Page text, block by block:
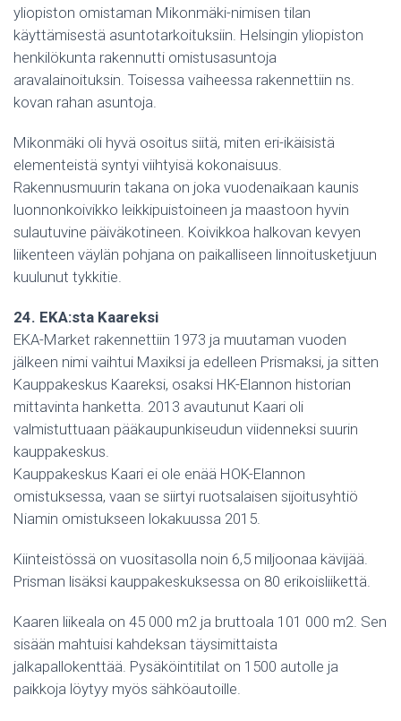
yliopiston omistaman Mikonmäki-nimisen tilan
käyttämisestä asuntotarkoituksiin. Helsingin yliopiston
henkilökunta rakennutti omistusasuntoja
aravalainoituksin. Toisessa vaiheessa rakennettiin ns.
kovan rahan asuntoja.
Mikonmäki oli hyvä osoitus siitä, miten eri-ikäisistä
elementeistä syntyi viihtyisä kokonaisuus.
Rakennusmuurin takana on joka vuodenaikaan kaunis
luonnonkoivikko leikkipuistoineen ja maastoon hyvin
sulautuvine päiväkotineen. Koivikkoa halkovan kevyen
liikenteen väylän pohjana on paikalliseen linnoitusketjuun
kuulunut tykkitie.
24. EKA:sta Kaareksi
EKA-Market rakennettiin 1973 ja muutaman vuoden
jälkeen nimi vaihtui Maxiksi ja edelleen Prismaksi, ja sitten
Kauppakeskus Kaareksi, osaksi HK-Elannon historian
mittavinta hanketta. 2013 avautunut Kaari oli
valmistuttuaan pääkaupunkiseudun viidenneksi suurin
kauppakeskus.
Kauppakeskus Kaari ei ole enää HOK-Elannon
omistuksessa, vaan se siirtyi ruotsalaisen sijoitusyhtiö
Niamin omistukseen lokakuussa 2015.
Kiinteistössä on vuositasolla noin 6,5 miljoonaa kävijää.
Prisman lisäksi kauppakeskuksessa on 80 erikoisliikettä.
Kaaren liikeala on 45 000 m2 ja bruttoala 101 000 m2. Sen
sisään mahtuisi kahdeksan täysimittaista
jalkapallokenttää. Pysäköintitilat on 1500 autolle ja
paikkoja löytyy myös sähköautoille.